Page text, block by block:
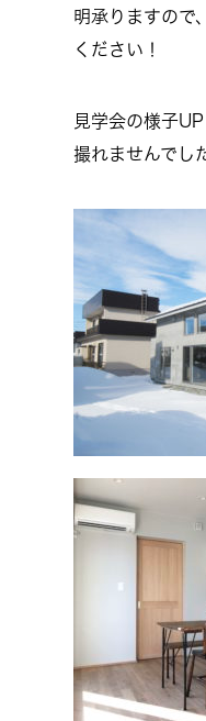
明承りますので
ください！
見学会の様子
撮れませんでし